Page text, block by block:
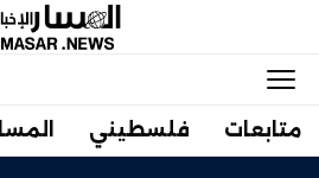
متابعات فلسطيني